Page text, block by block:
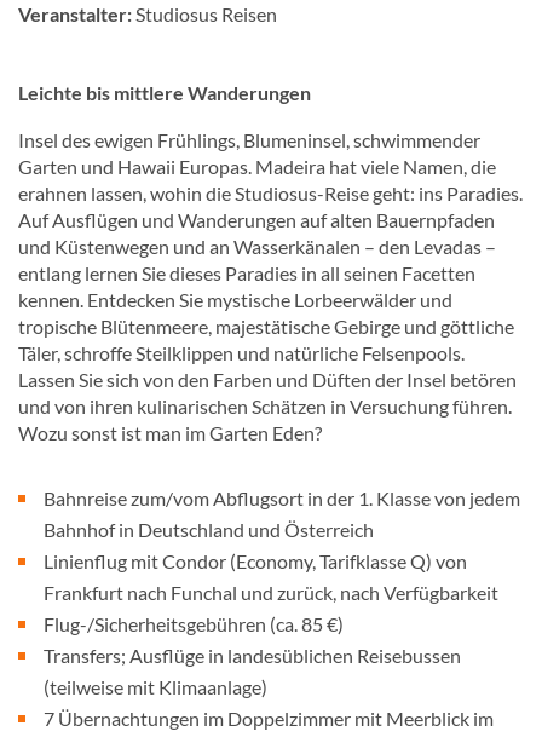
Veranstalter:Studiosus Reisen
Leichte bis mittlere Wanderungen
Insel des ewigen Frühlings, Blumeninsel, schwimmender
Garten und Hawaii Europas. Madeira hat viele Namen, die
erahnen lassen, wohin die Studiosus-Reise geht: ins Paradies.
Auf Ausflügen und Wanderungen auf alten Bauernpfaden
und Küstenwegen und an Wasserkänalen – den Levadas –
entlang lernen Sie dieses Paradies in all seinen Facetten
kennen. Entdecken Sie mystische Lorbeerwälder und
tropische Blütenmeere, majestätische Gebirge und göttliche
Täler, schroffe Steilklippen und natürliche Felsenpools.
Lassen Sie sich von den Farben und Düften der Insel betören
und von ihren kulinarischen Schätzen in Versuchung führen.
Wozu sonst ist man im Garten Eden?
Bahnreise zum/vom Abflugsort in der 1. Klasse von jedem
Bahnhof in Deutschland und Österreich
Linienflug mit Condor (Economy, Tarifklasse Q) von
Frankfurt nach Funchal und zurück, nach Verfügbarkeit
Flug-/Sicherheitsgebühren (ca. 85 €)
Transfers; Ausflüge in landesüblichen Reisebussen
(teilweise mit Klimaanlage)
7 Übernachtungen im Doppelzimmer mit Meerblick im